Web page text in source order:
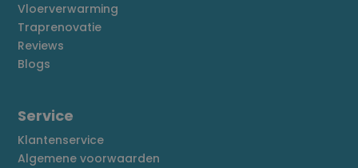
Vloerverwarming
Traprenovatie
Reviews
Blogs
Service
Klantenservice
Algemene voorwaarden